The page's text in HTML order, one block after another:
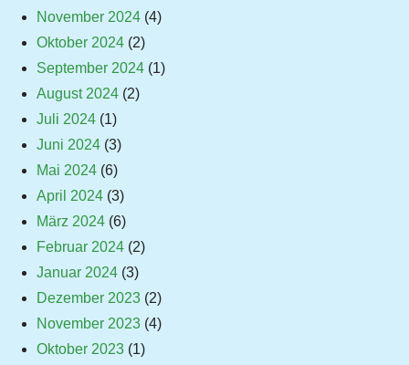
November 2024 (4)
Oktober 2024 (2)
September 2024 (1)
August 2024 (2)
Juli 2024 (1)
Juni 2024 (3)
Mai 2024 (6)
April 2024 (3)
März 2024 (6)
Februar 2024 (2)
Januar 2024 (3)
Dezember 2023 (2)
November 2023 (4)
Oktober 2023 (1)